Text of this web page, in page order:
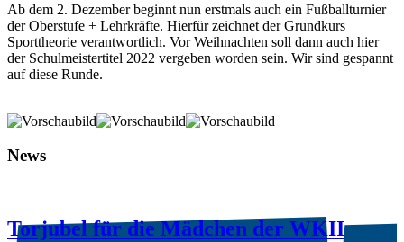
Ab dem 2. Dezember beginnt nun erstmals auch ein Fußballturnier
der Oberstufe + Lehrkräfte. Hierfür zeichnet der Grundkurs
Sporttheorie verantwortlich. Vor Weihnachten soll dann auch hier
der Schulmeistertitel 2022 vergeben worden sein. Wir sind gespannt
auf diese Runde.
News
Torjubel für die Mädchen der WKII